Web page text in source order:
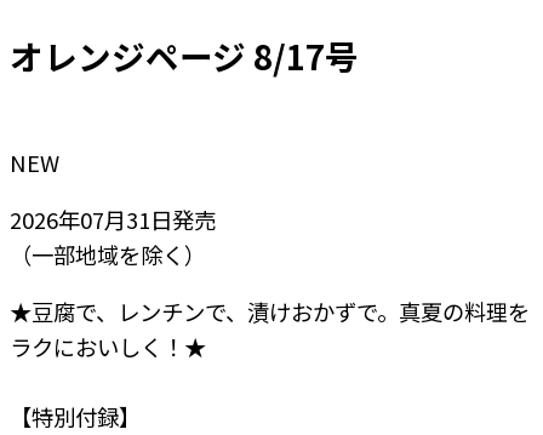
オレンジページ 8/17号
NEW
2026年07月31日発売
（一部地域を除く）
★豆腐で、レンチンで、漬けおかずで。真夏の料理を
ラクにおいしく！★
【特別付録】